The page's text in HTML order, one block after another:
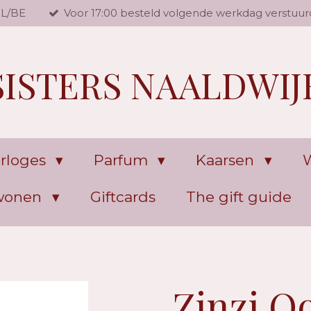
BE Voor 17:00 besteld volgende werkdag
Parfum Kaarsen
Giftcards The gift guide